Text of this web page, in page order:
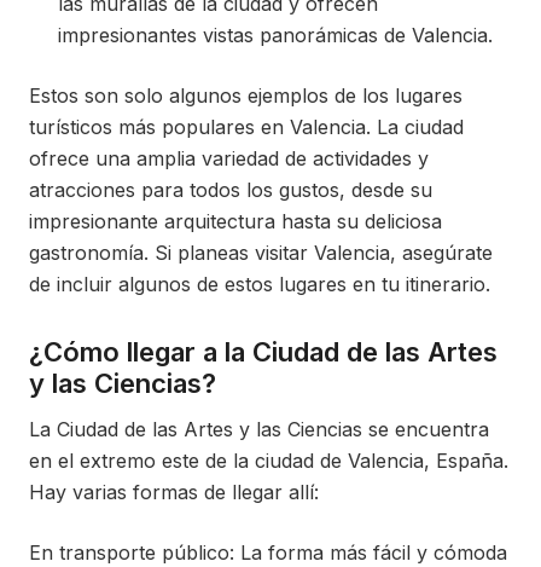
impresionantes vistas panorámicas de Valencia.
Estos son solo algunos ejemplos de los lugares
turísticos más populares en Valencia. La ciudad
ofrece una amplia variedad de actividades y
atracciones para todos los gustos, desde su
impresionante arquitectura hasta su deliciosa
gastronomía. Si planeas visitar Valencia, asegúrate
de incluir algunos de estos lugares en tu itinerario.
¿Cómo llegar a la Ciudad de las Artes
y las Ciencias?
La Ciudad de las Artes y las Ciencias se encuentra
en el extremo este de la ciudad de Valencia, España.
Hay varias formas de llegar allí:
En transporte público: La forma más fácil y cómoda